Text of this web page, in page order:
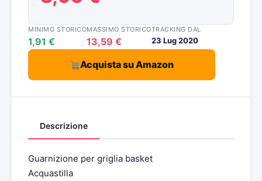
MINIMO STORICO
1,91 €
MASSIMO STORICO
13,59 €
TRACKING DAL
23 Lug 2020
Acquista su Amazon
Descrizione
Guarnizione per griglia basket
Acquastilla